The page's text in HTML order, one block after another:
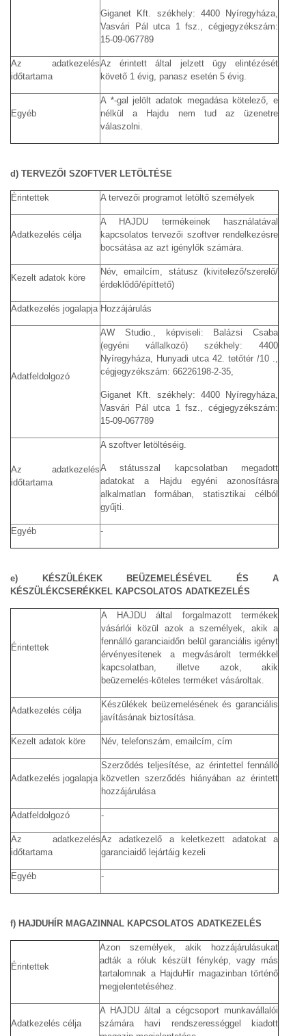
Giganet Kft. székhely: 4400 Nyíregyháza,
Vasvári Pál utca 1 fsz., cégjegyzékszám:
15-09-067789
Az adatkezelés
időtartama
Az érintett által jelzett ügy elintézését
követő 1 évig, panasz esetén 5 évig.
Egyéb
A *-gal jelölt adatok megadása kötelező, e
nélkül a Hajdu nem tud az üzenetre
válaszolni.
d) TERVEZŐI SZOFTVER LETÖLTÉSE
Érintettek A tervezői programot letöltő személyek
Adatkezelés célja
A HAJDU termékeinek használatával
kapcsolatos tervezői szoftver rendelkezésre
bocsátása az azt igénylők számára.
Kezelt adatok köre
Név, emailcím, státusz (kivitelező/szerelő/
érdeklődő/építtető)
Adatkezelés jogalapja Hozzájárulás
Adatfeldolgozó
AW Studio., képviseli: Balázsi Csaba
(egyéni vállalkozó) székhely: 4400
Nyíregyháza, Hunyadi utca 42. tetőtér /10 .,
cégjegyzékszám: 66226198-2-35,
Giganet Kft. székhely: 4400 Nyíregyháza,
Vasvári Pál utca 1 fsz., cégjegyzékszám:
15-09-067789
Az adatkezelés
időtartama
A szoftver letöltéséig.
A státusszal kapcsolatban megadott
adatokat a Hajdu egyéni azonosításra
alkalmatlan formában, statisztikai célból
gyűjti.
Egyéb -
e) KÉSZÜLÉKEK BEÜZEMELÉSÉVEL ÉS A
KÉSZÜLÉKCSERÉKKEL KAPCSOLATOS ADATKEZELÉS
Érintettek
A HAJDU által forgalmazott termékek
vásárlói közül azok a személyek, akik a
fennálló garanciaidőn belül garanciális igényt
érvényesítenek a megvásárolt termékkel
kapcsolatban, illetve azok, akik
beüzemelés-köteles terméket vásároltak.
Adatkezelés célja
Készülékek beüzemelésének és garanciális
javításának biztosítása.
Kezelt adatok köre Név, telefonszám, emailcím, cím
Adatkezelés jogalapja
Szerződés teljesítése, az érintettel fennálló
közvetlen szerződés hiányában az érintett
hozzájárulása
Adatfeldolgozó -
Az adatkezelés
időtartama
Az adatkezelő a keletkezett adatokat a
garanciaidő lejártáig kezeli
Egyéb -
f) HAJDUHÍR MAGAZINNAL KAPCSOLATOS ADATKEZELÉS
Érintettek
Azon személyek, akik hozzájárulásukat
adták a róluk készült fénykép, vagy más
tartalomnak a HajduHír magazinban történő
megjelentetéséhez.
Adatkezelés célja
A HAJDU által a cégcsoport munkavállalói
számára havi rendszerességgel kiadott